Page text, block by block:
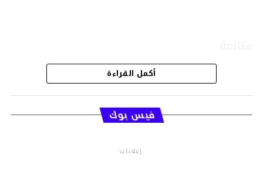
قسم الاخبار
أكمل القراءة
فيس بوك
إعلانات